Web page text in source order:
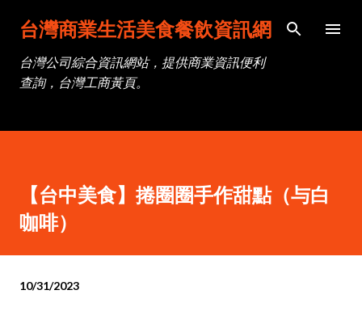
跳到主要內容
台灣商業生活美食餐飲資訊網
台灣公司綜合資訊網站，提供商業資訊便利
查詢，台灣工商黃頁。
【台中美食】捲圈圈手作甜點（与白
咖啡）
10/31/2023